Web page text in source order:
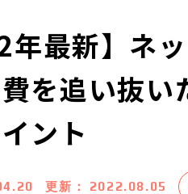
年最新】ネ
を追い抜
ント
更新： 2022.08.05